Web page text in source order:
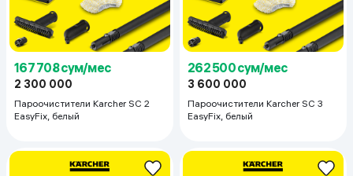
167 708 сум/мес
2 300 000
Пароочистители Karcher SC 2
EasyFix, белый
262 500 сум/мес
3 600 000
Пароочистители Karcher SC 3
EasyFix, белый